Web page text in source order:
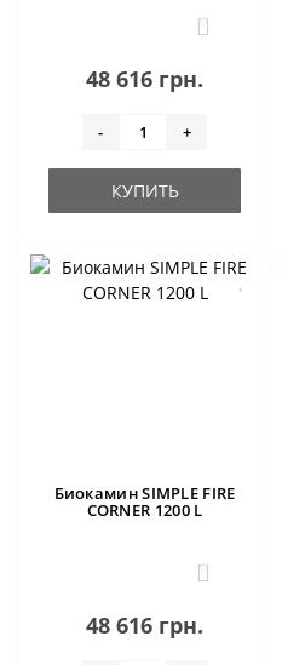
0
48 616 грн.
- +
КУПИТЬ
Биокамин SIMPLE FIRE
CORNER 1200 L
0
48 616 грн.